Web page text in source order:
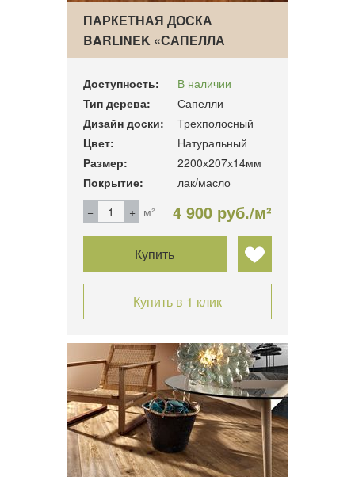
ПАРКЕТНАЯ ДОСКА
BARLINEK «САПЕЛЛА
ULURU MO…
Доступность:
В наличии
Тип дерева:
Сапелли
Дизайн доски:
Трехполосный
Цвет:
Натуральный
Размер:
2200х207х14мм
Покрытие:
лак/масло
м²
4 900 руб./м²
Купить
Купить в 1 клик